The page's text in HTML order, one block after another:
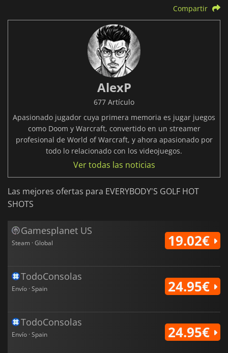
Compartir
AlexP
677 Artículo
Apasionado jugador cuya primera memoria es jugar juegos
como Doom y Warcraft, convertido en un streamer
profesional de World of Warcraft, y ahora apasionado por
todo lo relacionado con los videojuegos.
Ver todas las noticias
Las mejores ofertas para EVERYBODY'S GOLF HOT
SHOTS
Gamesplanet US
Steam · Global 19.02€
TodoConsolas
Envío · Spain 24.95€
TodoConsolas
Envío · Spain 24.95€